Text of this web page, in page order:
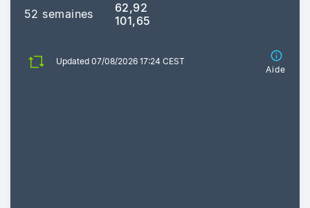
52 semaines
62,92
101,65
Updated 07/08/2026 17:24 CEST
Aide